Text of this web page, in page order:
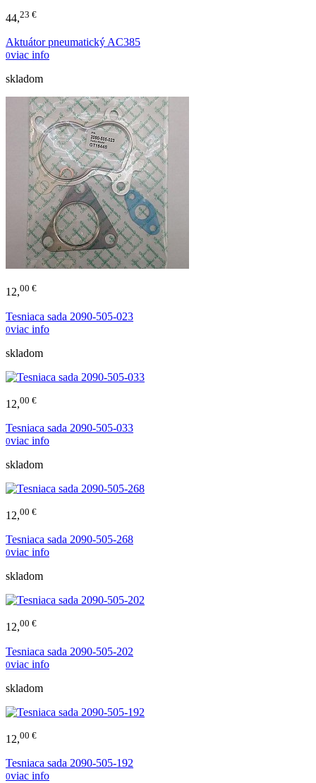
44,23 €
Aktuátor pneumatický AC385
0viac info
skladom
12,00 €
Tesniaca sada 2090-505-023
0viac info
skladom
12,00 €
Tesniaca sada 2090-505-033
0viac info
skladom
12,00 €
Tesniaca sada 2090-505-268
0viac info
skladom
12,00 €
Tesniaca sada 2090-505-202
0viac info
skladom
12,00 €
Tesniaca sada 2090-505-192
0viac info